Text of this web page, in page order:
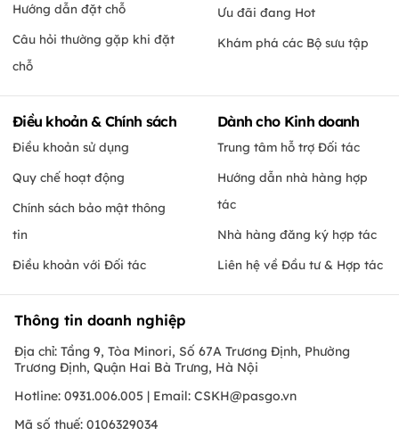
Hướng dẫn đặt chỗ
Câu hỏi thường gặp khi đặt
chỗ
Ưu đãi đang Hot
Khám phá các Bộ sưu tập
Điều khoản & Chính sách
Điều khoản sử dụng
Quy chế hoạt động
Chính sách bảo mật thông
tin
Điều khoản với Đối tác
Dành cho Kinh doanh
Trung tâm hỗ trợ Đối tác
Hướng dẫn nhà hàng hợp
tác
Nhà hàng đăng ký hợp tác
Liên hệ về Đầu tư & Hợp tác
Thông tin doanh nghiệp
Địa chỉ: Tầng 9, Tòa Minori, Số 67A Trương Định, Phường
Trương Định, Quận Hai Bà Trưng, Hà Nội
Hotline: 0931.006.005 | Email: CSKH@pasgo.vn
Mã số thuế: 0106329034